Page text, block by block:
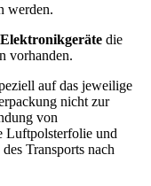
werden.
die
vorhanden.
auf das jeweilige
nicht zur
von
Luftpolsterfolie und
Transports nach